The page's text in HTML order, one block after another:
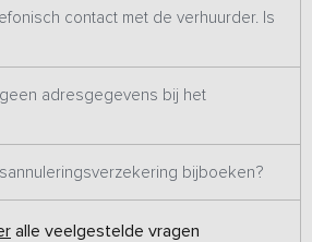
contact met de verhuurder. Is
adresgegevens bij het
bijboeken?
alle veelgestelde vragen